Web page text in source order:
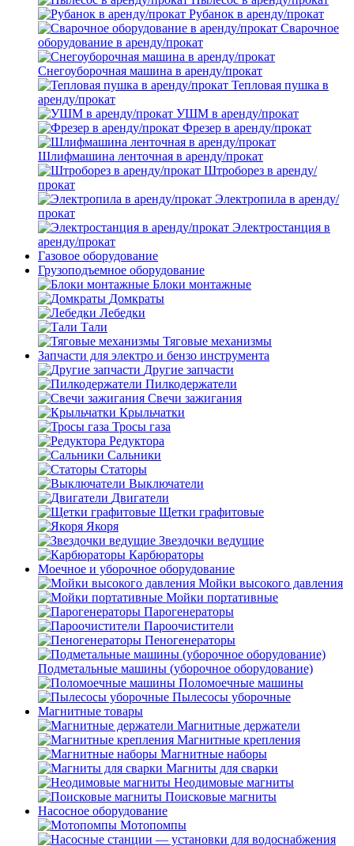
Рубанок в аренду/прокат
Сварочное
оборудование в аренду/прокат
Снегоуборочная машина в аренду/прокат
Тепловая пушка в
аренду/прокат
УШМ в аренду/прокат
Фрезер в аренду/прокат
Шлифмашина ленточная в аренду/прокат
Штроборез в аренду/
прокат
Электропила в аренду/
прокат
Электростанция в
аренду/прокат
Газовое оборудование
Грузоподъемное оборудование
Блоки монтажные
Домкраты
Лебедки
Тали
Тяговые механизмы
Запчасти для электро и бензо инструмента
Другие запчасти
Пилкодержатели
Свечи зажигания
Крыльчатки
Тросы газа
Редуктора
Сальники
Статоры
Выключатели
Двигатели
Щетки графитовые
Якоря
Звездочки ведущие
Карбюраторы
Моечное и уборочное оборудование
Мойки высокого давления
Мойки портативные
Парогенераторы
Пароочистители
Пеногенераторы
Подметальные машины (уборочное оборудование)
Поломоечные машины
Пылесосы уборочные
Магнитные товары
Магнитные держатели
Магнитные крепления
Магнитные наборы
Магниты для сварки
Неодимовые магниты
Поисковые магниты
Насосное оборудование
Мотопомпы